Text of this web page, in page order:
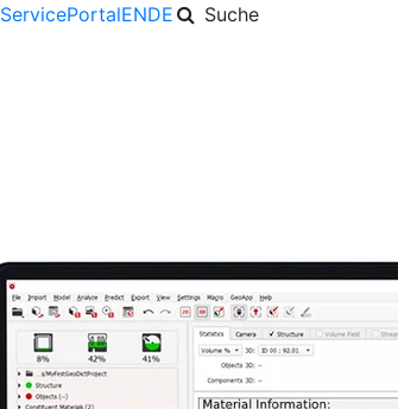
ServicePortalENDE
Suche